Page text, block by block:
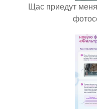
Щас приедут